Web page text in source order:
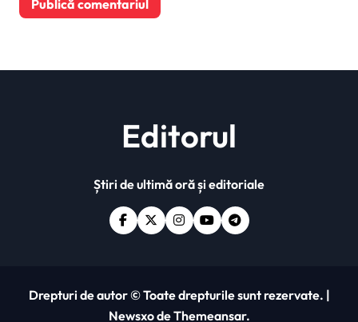
Editorul
Știri de ultimă oră și editoriale
Drepturi de autor © Toate drepturile sunt rezervate. |
NewsxodeThemeansar.